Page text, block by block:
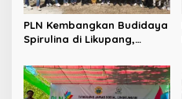
PLN Kembangkan Budidaya
Spirulina di Likupang,
dan Ekonomi Masyarakat